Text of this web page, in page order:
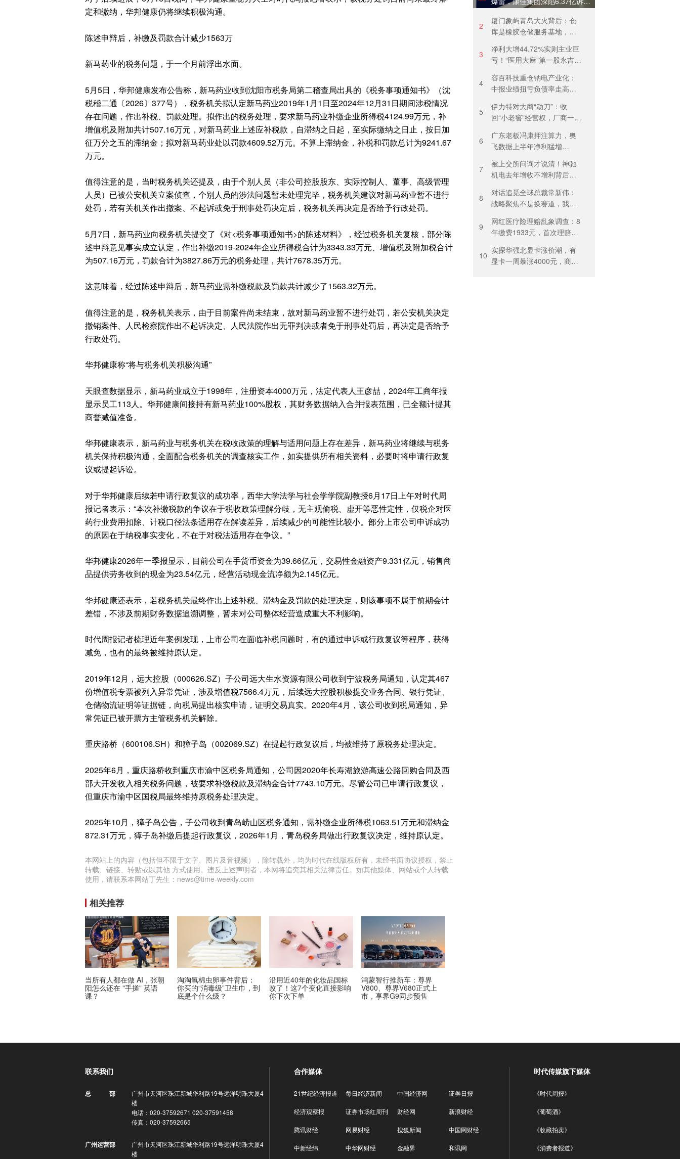
定和缴纳，华邦健康仍将继续积极沟通。
陈述申辩后，补缴及罚款合计减少1563万
新马药业的税务问题，于一个月前浮出水面。
5月5日，华邦健康发布公告称，新马药业收到沈阳市税务局第二稽查局出具的《税务事项通知书》（沈
税稽二通〔2026〕377号），税务机关拟认定新马药业2019年1月1日至2024年12月31日期间涉税情况
存在问题，作出补税、罚款处理。拟作出的税务处理，要求新马药业补缴企业所得税4124.99万元，补
增值税及附加共计507.16万元，对新马药业上述应补税款，自滞纳之日起，至实际缴纳之日止，按日加
征万分之五的滞纳金；拟对新马药业处以罚款4609.52万元。不算上滞纳金，补税和罚款总计为9241.67
万元。
值得注意的是，当时税务机关还提及，由于个别人员（非公司控股股东、实际控制人、董事、高级管理
人员）已被公安机关立案侦查，个别人员的涉法问题暂未处理完毕，税务机关建议对新马药业暂不进行
处罚，若有关机关作出撤案、不起诉或免于刑事处罚决定后，税务机关再决定是否给予行政处罚。
5月7日，新马药业向税务机关提交了《对<税务事项通知书>的陈述材料》，经过税务机关复核，部分陈
述申辩意见事实成立认定，作出补缴2019-2024年企业所得税合计为3343.33万元、增值税及附加税合计
为507.16万元，罚款合计为3827.86万元的税务处理，共计7678.35万元。
这意味着，经过陈述申辩后，新马药业需补缴税款及罚款共计减少了1563.32万元。
值得注意的是，税务机关表示，由于目前案件尚未结束，故对新马药业暂不进行处罚，若公安机关决定
撤销案件、人民检察院作出不起诉决定、人民法院作出无罪判决或者免于刑事处罚后，再决定是否给予
行政处罚。
华邦健康称“将与税务机关积极沟通”
天眼查数据显示，新马药业成立于1998年，注册资本4000万元，法定代表人王彦喆，2024年工商年报
显示员工113人。华邦健康间接持有新马药业100%股权，其财务数据纳入合并报表范围，已全额计提其
商誉减值准备。
华邦健康表示，新马药业与税务机关在税收政策的理解与适用问题上存在差异，新马药业将继续与税务
机关保持积极沟通，全面配合税务机关的调查核实工作，如实提供所有相关资料，必要时将申请行政复
议或提起诉讼。
对于华邦健康后续若申请行政复议的成功率，西华大学法学与社会学学院副教授6月17日上午对时代周
报记者表示：“本次补缴税款的争议在于税收政策理解分歧，无主观偷税、虚开等恶性定性，仅税企对医
药行业费用扣除、计税口径法条适用存在解读差异，后续减少的可能性比较小。部分上市公司申诉成功
的原因在于纳税事实变化，不在于对税法适用存在争议。”
华邦健康2026年一季报显示，目前公司在手货币资金为39.66亿元，交易性金融资产9.331亿元，销售商
品提供劳务收到的现金为23.54亿元，经营活动现金流净额为2.145亿元。
华邦健康还表示，若税务机关最终作出上述补税、滞纳金及罚款的处理决定，则该事项不属于前期会计
差错，不涉及前期财务数据追溯调整，暂未对公司整体经营造成重大不利影响。
时代周报记者梳理近年案例发现，上市公司在面临补税问题时，有的通过申诉或行政复议等程序，获得
减免，也有的最终被维持原认定。
2019年12月，远大控股（000626.SZ）子公司远大生水资源有限公司收到宁波税务局通知，认定其467
份增值税专票被列入异常凭证，涉及增值税7566.4万元，后续远大控股积极提交业务合同、银行凭证、
仓储物流证明等证据链，向税局提出核实申请，证明交易真实。2020年4月，该公司收到税局通知，异
常凭证已被开票方主管税务机关解除。
重庆路桥（600106.SH）和獐子岛（002069.SZ）在提起行政复议后，均被维持了原税务处理决定。
2025年6月，重庆路桥收到重庆市渝中区税务局通知，公司因2020年长寿湖旅游高速公路回购合同及西
部大开发收入相关税务问题，被要求补缴税款及滞纳金合计7743.10万元。尽管公司已申请行政复议，
但重庆市渝中区国税局最终维持原税务处理决定。
2025年10月，獐子岛公告，子公司收到青岛崂山区税务通知，需补缴企业所得税1063.51万元和滞纳金
872.31万元，獐子岛补缴后提起行政复议，2026年1月，青岛税务局做出行政复议决定，维持原认定。
本网站上的内容（包括但不限于文字、图片及音视频），除转载外，均为时代在线版权所有，未经书面协议授权，禁止
转载、链接、转贴或以其他 方式使用。违反上述声明者，本网将追究其相关法律责任。如其他媒体、网站或个人转载
使用，请联系本网站丁先生：news@time-weekly.com
相关推荐
当所有人都在做 AI，张朝
阳怎么还在 "手搓" 英语
课？
淘淘氧棉虫卵事件背后：
你买的“消毒级”卫生巾，到
底是个什么级？
沿用近40年的化妆品国标
改了！这7个变化直接影响
你下次下单
鸿蒙智行推新车：尊界
V800、尊界V680正式上
市，享界G9同步预售
泥潭
2
厦门象屿青岛大火背后：仓
库是橡胶仓储服务基地，当
进行安全管理培训
3
净利大增44.72%实则主业巨
亏！“医用大麻”第一股永吉股
收益“保盈”
4
容百科技重仓钠电产业化：
中报业绩扭亏负债率走高，
5
伊力特对大商“动刀”：收
回“小老窖”经营权，厂商一体
6
广东老板冯康押注算力，奥
飞数据上半年净利猛增
元
7
被上交所问询才说清！神驰
机电去年增收不增利背后：
减
8
对话追觅全球总裁常新伟：
战略聚焦不是换赛道，我们
9
网红医疗险理赔乱象调查：8
年缴费1933元，首次理赔被
出”困住投保人
10
实探华强北显卡涨价潮，有
显卡一周暴涨4000元，商
联系我们
总 部
广州市天河区珠江新城华利路19号远洋明珠大厦4
楼
电话：020-37592671 020-37591458
传真：020-37592665
广州运营部
广州市天河区珠江新城华利路19号远洋明珠大厦4
楼
合作媒体
21世纪经济报道 每日经济新闻 中国经济网 证券日报
经济观察报 证券市场红周刊 财经网 新浪财经
腾讯财经 网易财经 搜狐新闻 中国网财经
中新经纬 中华网财经 金融界 和讯网
时代传媒旗下媒体
《时代周报》
《葡萄酒》
《收藏拍卖》
《消费者报道》